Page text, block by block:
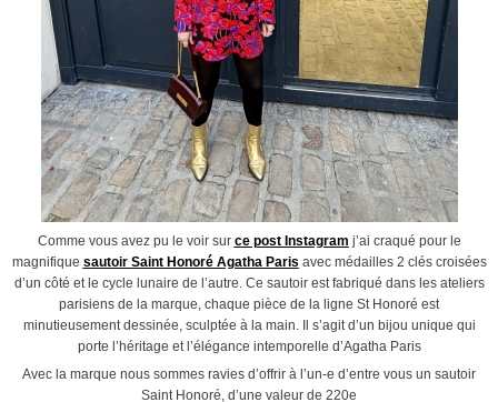
Comme vous avez pu le voir sur ce post Instagram j’ai craqué pour le
magnifique sautoir Saint Honoré Agatha Paris avec médailles 2 clés croisées
d’un côté et le cycle lunaire de l’autre. Ce sautoir est fabriqué dans les ateliers
parisiens de la marque, chaque pièce de la ligne St Honoré est
minutieusement dessinée, sculptée à la main. Il s’agit d’un bijou unique qui
porte l’héritage et l’élégance intemporelle d’Agatha Paris
Avec la marque nous sommes ravies d’offrir à l’un-e d’entre vous un sautoir
Saint Honoré, d’une valeur de 220e